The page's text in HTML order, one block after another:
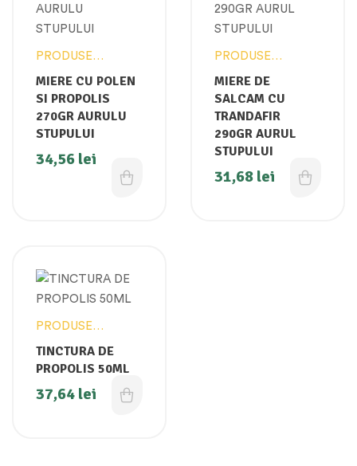
PRODUSE
APICOLE
MIERE CU POLEN
SI PROPOLIS
270GR AURULU
STUPULUI
34,56 lei
PRODUSE
APICOLE
MIERE DE
SALCAM CU
TRANDAFIR
290GR AURUL
STUPULUI
31,68 lei
PRODUSE
APICOLE
TINCTURA DE
PROPOLIS 50ML
37,64 lei